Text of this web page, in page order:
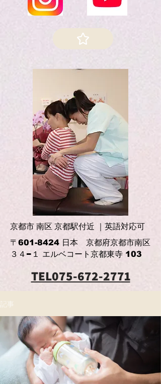
京都市 南区 京都駅付近 ｜英語対応可
〒601-8424 日本 京都府京都市南区
３４−１ エルベコート京都東寺 103
TEL075-672-2771
記事